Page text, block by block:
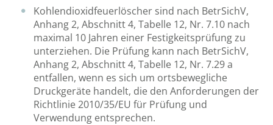
Kohlendioxidfeuerlöscher sind nach BetrSichV,
Anhang 2, Abschnitt 4, Tabelle 12, Nr. 7.10 nach
maximal 10 Jahren einer Festigkeitsprüfung zu
unterziehen. Die Prüfung kann nach BetrSichV,
Anhang 2, Abschnitt 4, Tabelle 12, Nr. 7.29 a
entfallen, wenn es sich um ortsbewegliche
Druckgeräte handelt, die den Anforderungen der
Richtlinie 2010/35/EU für Prüfung und
Verwendung entsprechen.